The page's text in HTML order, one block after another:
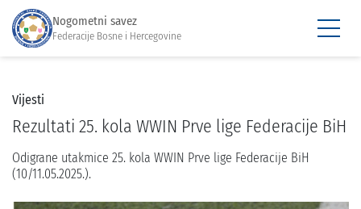
Nogometni savez
Federacije Bosne i Hercegovine
Vijesti
Rezultati 25. kola WWIN Prve lige Federacije BiH
Odigrane utakmice 25. kola WWIN Prve lige Federacije BiH
(10/11.05.2025.).